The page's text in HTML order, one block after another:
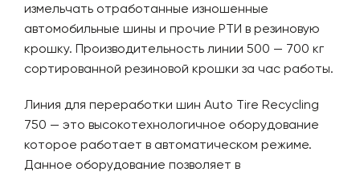
измельчать отработанные изношенные
автомобильные шины и прочие РТИ в резиновую
крошку. Производительность линии 500 — 700 кг
сортированной резиновой крошки за час работы.
Линия для переработки шин Auto Tire Recycling
750 — это высокотехнологичное оборудование
которое работает в автоматическом режиме.
Данное оборудование позволяет в